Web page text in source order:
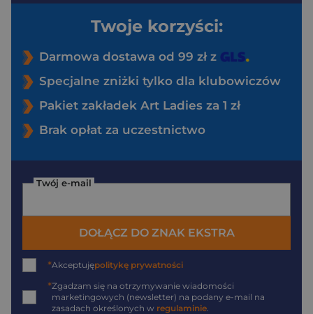
Twoje korzyści:
Darmowa dostawa od 99 zł z
Specjalne zniżki tylko dla klubowiczów
Pakiet zakładek Art Ladies za 1 zł
Brak opłat za uczestnictwo
Twój e-mail
DOŁĄCZ DO ZNAK EKSTRA
*Akceptujępolitykę prywatności
*Zgadzam się na otrzymywanie wiadomości
marketingowych (newsletter) na podany e-mail na
zasadach określonych w regulaminie